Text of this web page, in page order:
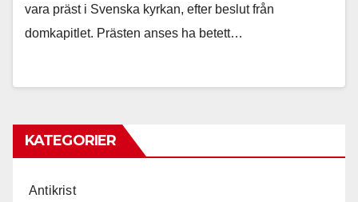
vara präst i Svenska kyrkan, efter beslut från
domkapitlet. Prästen anses ha betett…
KATEGORIER
Antikrist